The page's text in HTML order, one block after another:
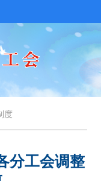
度
分工会调整